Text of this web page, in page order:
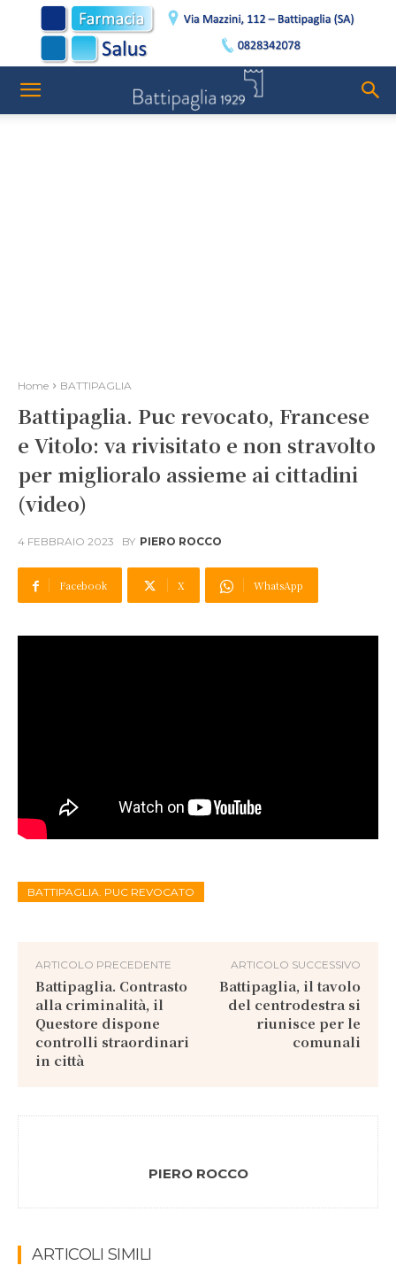
Home BATTIPAGLIA
Battipaglia. Puc revocato, Francese
e Vitolo: va rivisitato e non stravolto
per miglioralo assieme ai cittadini
(video)
4 FEBBRAIO 2023 BY PIERO ROCCO
Facebook X WhatsApp
BATTIPAGLIA. PUC REVOCATO
ARTICOLO PRECEDENTE
Battipaglia. Contrasto
alla criminalità, il
Questore dispone
controlli straordinari
in città
ARTICOLO SUCCESSIVO
Battipaglia, il tavolo
del centrodestra si
riunisce per le
comunali
PIERO ROCCO
ARTICOLI SIMILI